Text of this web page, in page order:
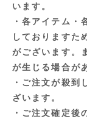
います。
・各アイテム・
しておりますた
がございます。
が生じる場合が
・ご注文が殺到
ざいます。
・ご注文確定後